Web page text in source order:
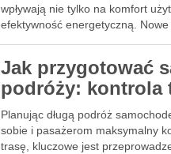
wpływają nie tylko na komfort
efektywność energetyczną.
Jak przygotować
podróży: kontrola
Planując długą podróż
sobie i pasażerom maksymalny
trasę, kluczowe jest